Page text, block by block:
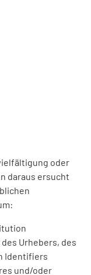
oder
daraus ersucht
Urhebers, des
Identifiers
und/oder